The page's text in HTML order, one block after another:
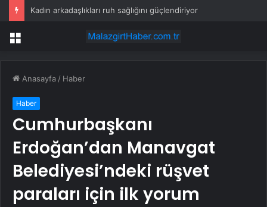
Kadın arkadaşlıkları ruh sağlığını güçlendiriyor
Menü
Anasayfa / Haber
Haber
Cumhurbaşkanı
Erdoğan’dan Manavgat
Belediyesi’ndeki rüşvet
paraları için ilk yorum